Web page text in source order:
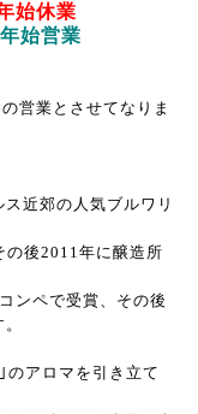
始休業
業
営業とさせてなりま
近郊の人気ブルワリ
の後2011年に醸造所
ンペで受賞、その後
のアロマを引き立て